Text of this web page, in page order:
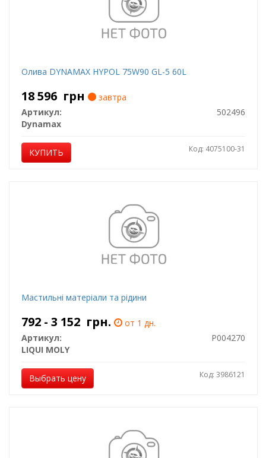
Олива DYNAMAX HYPOL 75W90 GL-5 60L
18 596 грн
завтра
Артикул:
502496
Dynamax
КУПИТЬ Код: 4075100-31
Мастильні матеріали та рідини
792 - 3 152 грн.
от 1 дн.
Артикул:
P004270
LIQUI MOLY
Выбрать цену Код: 3986121